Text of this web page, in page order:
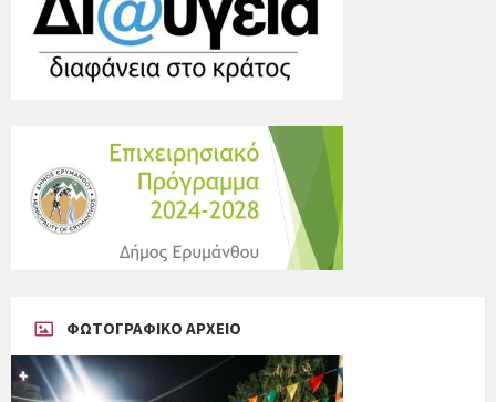
ΦΩΤΟΓΡΑΦΙΚΟ ΑΡΧΕΙΟ